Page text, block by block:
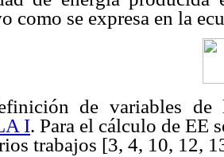
como se expresa en la
de variables de
I. Para el cálculo de EE
trabajos [3, 4, 10, 12,